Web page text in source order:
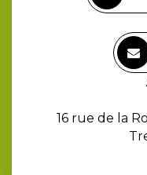
16 rue de la